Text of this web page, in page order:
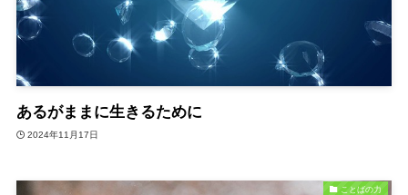
あるがままに生きるために
2024年11月17日
ことばの力